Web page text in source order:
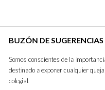
BUZÓN DE
Somos conscientes de la
destinado a exponer cualquier
colegial.